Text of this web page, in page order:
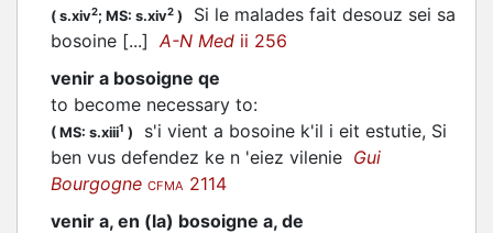
( s.xiv2; MS: s.xiv2 )
Si le malades fait desouz sei sa
bosoine [...] A-N Med ii 256
venir a bosoigne qe
to become necessary to:
( MS: s.xiii1 )
s'i vient a bosoine k'il i eit estutie, Si
ben vus defendez ke n 'eiez vilenie Gui
Bourgogne CFMA 2114
venir a, en (la) bosoigne a, de